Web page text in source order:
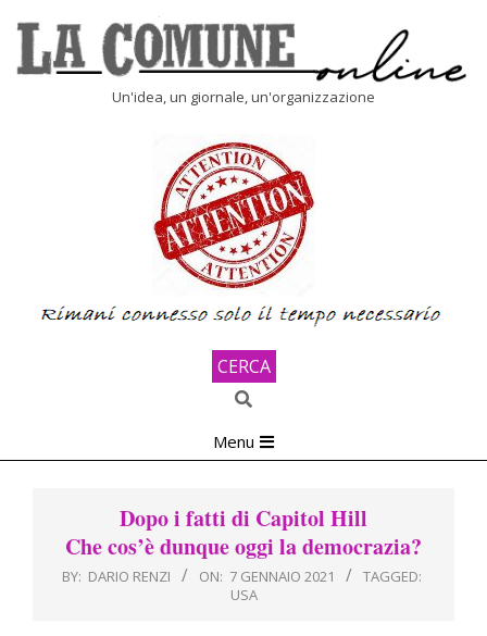
content
Un'idea, un giornale, un'organizzazione
CERCA
Search
Navigation
Menu
Dopo i fatti di Capitol Hill
Che cos’è dunque oggi la democrazia?
BY: DARIO RENZI ON: 7 GENNAIO 2021
TAGGED:
USA